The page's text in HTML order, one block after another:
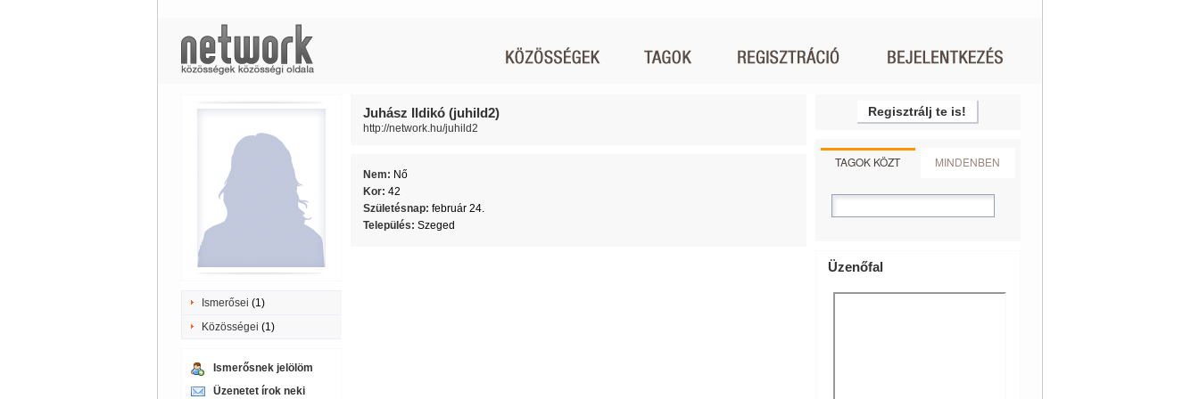
Ismerősei (1)
Közösségei (1)
Ismerősnek jelölöm
Üzenetet írok neki
Juhász Ildikó (juhild2)
http://network.hu/juhild2
Nem: Nő
Kor: 42
Születésnap: február 24.
Település: Szeged
Regisztrálj te is!
TAGOK KÖZT MINDENBEN
Üzenőfal